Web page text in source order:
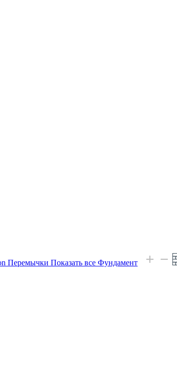
Перемычки Показать все Фундамент